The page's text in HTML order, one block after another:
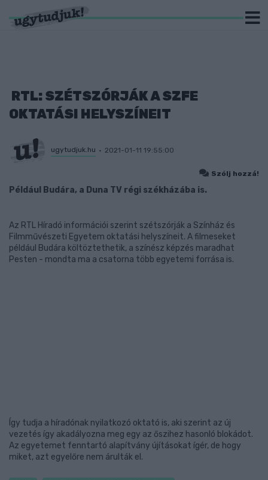
RTL: SZÉTSZÓRJÁK A SZFE
OKTATÁSI HELYSZÍNEIT
ugytudjuk.hu 2021-01-11 19:55:00
Szólj hozzá!
Például Budára, a Duna TV régi székházába is.
Az RTL Híradó információi szerint szétszórják a Színház és
Filmművészeti Egyetem oktatási helyszíneit. A filmeseket
például Budára költöztethetik, a színész képzés maradhat
Pesten - mondta ma a csatorna több egyetemi forrása is.
Így tudja a híradónak nyilatkozó oktató is, aki szerint az új
vezetés így akadályozna meg egy az őszihez hasonló blokádot.
Az egyetemet fenntartó alapítvány újításokat ígér, de hogy
miket, azt egyelőre nem árulták el.